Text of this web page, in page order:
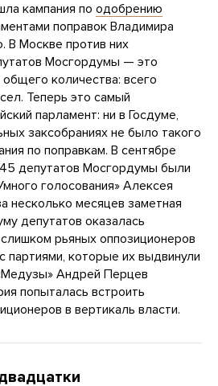
кампания по одобрению
поправок Владимира
В Москве против них
Мосгордумы — это
количества: всего
Теперь это самый
парламент: ни в Госдуме,
заксобраниях не было такого
по поправкам. В сентябре
депутатов Мосгордумы были
голосования» Алексея
несколько месяцев заметная
депутатов оказалась
рьяных оппозиционеров
партиями, которые их выдвинули
Андрей Перцев
попыталась встроить
в вертикаль власти.